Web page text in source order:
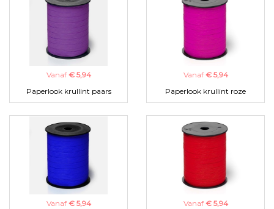
Vanaf € 5,94
Paperlook krullint paars
Vanaf € 5,94
Paperlook krullint roze
Vanaf € 5,94
Vanaf € 5,94